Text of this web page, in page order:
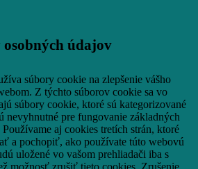
údajov
súbory cookie na zlepšenie vášho
Z týchto súborov cookie sa vo
súbory cookie, ktoré sú kategorizované
nevyhnutné pre fungovanie základných
Používame aj cookies tretích strán, ktoré
a pochopiť, ako používate túto webovú
uložené vo vašom prehliadači iba s